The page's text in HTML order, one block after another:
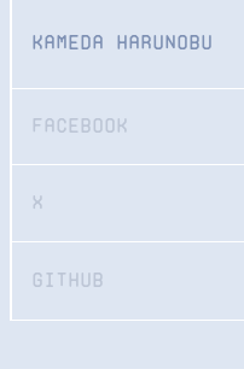
Kameda Harunobu
Facebook
X
GitHub